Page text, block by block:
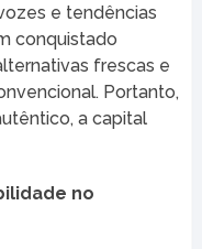
e tendências
conquistado
frescas e
Portanto,
a capital
no